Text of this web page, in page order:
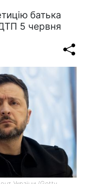
батька
5 червня